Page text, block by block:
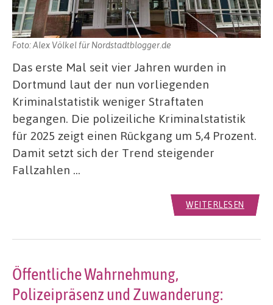
Foto: Alex Völkel für Nordstadtblogger.de
Das erste Mal seit vier Jahren wurden in
Dortmund laut der nun vorliegenden
Kriminalstatistik weniger Straftaten
begangen. Die polizeiliche Kriminalstatistik
für 2025 zeigt einen Rückgang um 5,4 Prozent.
Damit setzt sich der Trend steigender
Fallzahlen …
WEITERLESEN
Öffentliche Wahrnehmung,
Polizeipräsenz und Zuwanderung: